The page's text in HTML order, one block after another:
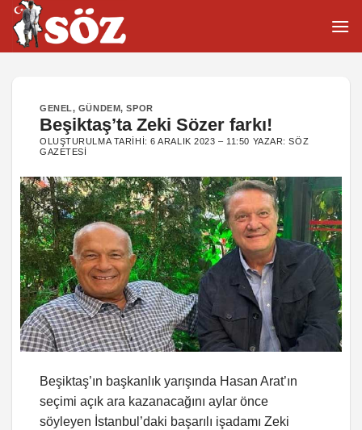
İçeriğe
atla
GENEL, GÜNDEM,SPOR
Beşiktaş’ta Zeki Sözer farkı!
OLUŞTURULMA TARIHI:6 ARALIK 2023 – 11:50 YAZAR:SÖZ
GAZETESI
Beşiktaş’ın başkanlık yarışında Hasan Arat’ın
seçimi açık ara kazanacağını aylar önce
söyleyen İstanbul’daki başarılı işadamı Zeki